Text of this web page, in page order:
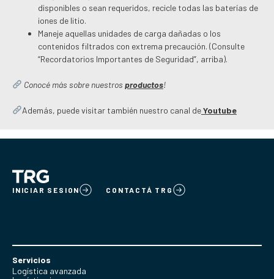
disponibles o sean requeridos, recicle todas las baterías de
iones de litio.
Maneje aquellas unidades de carga dañadas o los
contenidos filtrados con extrema precaución. (Consulte
“Recordatorios Importantes de Seguridad”, arriba).
Conocé más sobre nuestros productos!
Además, puede visitar también nuestro canal deYoutube
INICIAR SESION CONTACTÁ TRG
Servicios
Logística avanzada